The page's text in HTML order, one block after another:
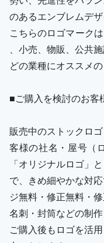
のあるエンブレムデザ
こちらのロゴマーク
、小売、物販、公共
どの業種にオススメの
■ご購入を検討のお客
販売中のストックロ
客様の社名・屋号（
「オリジナルロゴ」
で、きめ細やかな対
ジ無料・修正無料・修
名刺・封筒などの制作
ご購入後もロゴを活